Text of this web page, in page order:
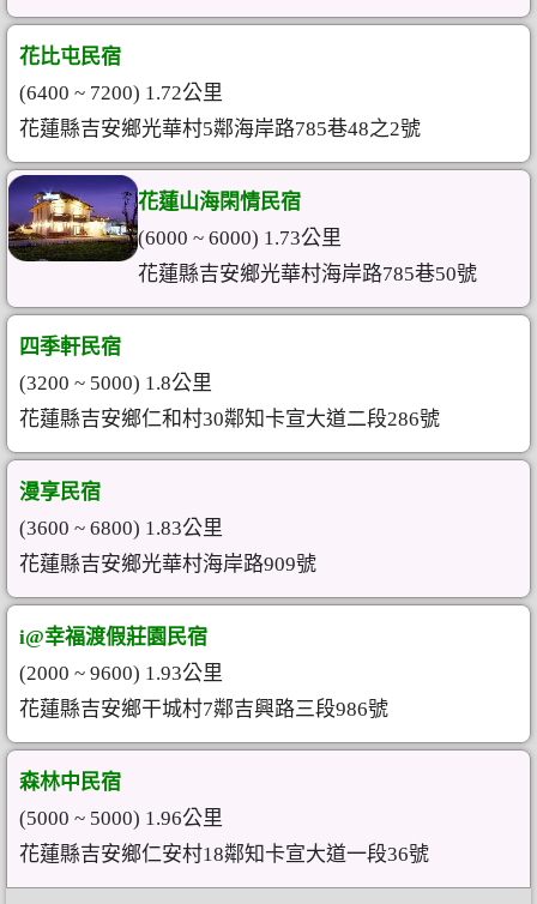
花比屯民宿
(6400 ~ 7200) 1.72公里
花蓮縣吉安鄉光華村5鄰海岸路785巷48之2號
花蓮山海閑情民宿
(6000 ~ 6000) 1.73公里
花蓮縣吉安鄉光華村海岸路785巷50號
四季軒民宿
(3200 ~ 5000) 1.8公里
花蓮縣吉安鄉仁和村30鄰知卡宣大道二段286號
漫享民宿
(3600 ~ 6800) 1.83公里
花蓮縣吉安鄉光華村海岸路909號
i@幸福渡假莊園民宿
(2000 ~ 9600) 1.93公里
花蓮縣吉安鄉干城村7鄰吉興路三段986號
森林中民宿
(5000 ~ 5000) 1.96公里
花蓮縣吉安鄉仁安村18鄰知卡宣大道一段36號